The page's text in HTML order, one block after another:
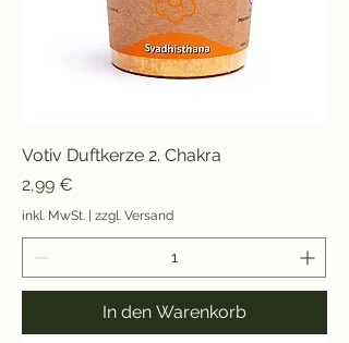
Votiv Duftkerze 2. Chakra
Preis
2,99 €
inkl. MwSt. | zzgl. Versand
In den Warenkorb